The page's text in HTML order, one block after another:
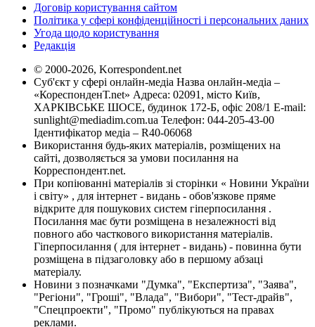
Договір користування сайтом
Політика у сфері конфіденційності і персональних даних
Угода щодо користування
Редакція
© 2000-2026, Korrespondent.net
Суб'єкт у сфері онлайн-медіа Назва онлайн-медіа –
«КореспонденТ.net» Адреса: 02091, місто Київ,
ХАРКІВСЬКЕ ШОСЕ, будинок 172-Б, офіс 208/1 E-mail:
sunlight@mediadim.com.ua Телефон: 044-205-43-00
Ідентифікатор медіа – R40-06068
Використання будь-яких матеріалів, розміщених на
сайті, дозволяється за умови посилання на
Корреспондент.net.
При копіюванні матеріалів зі сторінки « Новини України
і світу» , для інтернет - видань - обов'язкове пряме
відкрите для пошукових систем гіперпосилання .
Посилання має бути розміщена в незалежності від
повного або часткового використання матеріалів.
Гіперпосилання ( для інтернет - видань) - повинна бути
розміщена в підзаголовку або в першому абзаці
матеріалу.
Новини з позначками "Думка", "Експертиза", "Заява",
"Регіони", "Гроші", "Влада", "Вибори", "Тест-драйв",
"Спецпроекти", "Промо" публікуються на правах
реклами.